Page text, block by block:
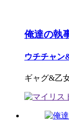
俺達の執
ウチチャン
ギャグ&乙